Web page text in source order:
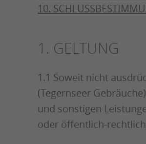
10.
1. GELTUNG
1.1 Soweit nicht
(Tegernseer
und sonstigen
oder öffentlich-